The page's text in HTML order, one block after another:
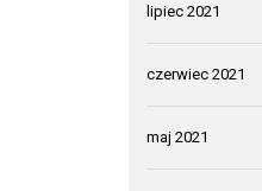
lipiec 2021
czerwiec 2021
maj 2021